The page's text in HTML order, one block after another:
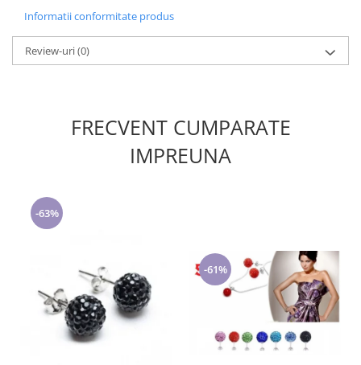
Informatii conformitate produs
Review-uri(0)
FRECVENT CUMPARATE
IMPREUNA
-63%
-61%